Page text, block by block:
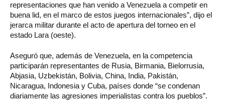
representaciones que han venido a Venezuela a competir en
buena lid, en el marco de estos juegos internacionales”, dijo el
jerarca militar durante el acto de apertura del torneo en el
estado Lara (oeste).
Aseguró que, además de Venezuela, en la competencia
participarán representantes de Rusia, Birmania, Bielorrusia,
Abjasia, Uzbekistán, Bolivia, China, India, Pakistán,
Nicaragua, Indonesia y Cuba, países donde “se condenan
diariamente las agresiones imperialistas contra los pueblos”.